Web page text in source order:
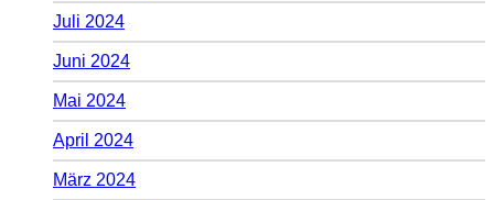
Juli 2024
Juni 2024
Mai 2024
April 2024
März 2024